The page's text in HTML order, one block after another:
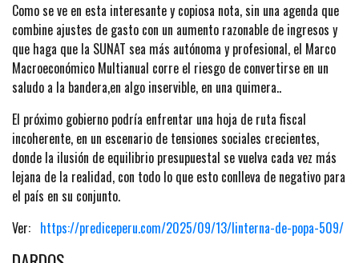
Como se ve en esta interesante y copiosa nota, sin una agenda que
combine ajustes de gasto con un aumento razonable de ingresos y
que haga que la SUNAT sea más autónoma y profesional, el Marco
Macroeconómico Multianual corre el riesgo de convertirse en un
saludo a la bandera,en algo inservible, en una quimera..
El próximo gobierno podría enfrentar una hoja de ruta fiscal
incoherente, en un escenario de tensiones sociales crecientes,
donde la ilusión de equilibrio presupuestal se vuelva cada vez más
lejana de la realidad, con todo lo que esto conlleva de negativo para
el país en su conjunto.
Ver: https://prediceperu.com/2025/09/13/linterna-de-popa-509/